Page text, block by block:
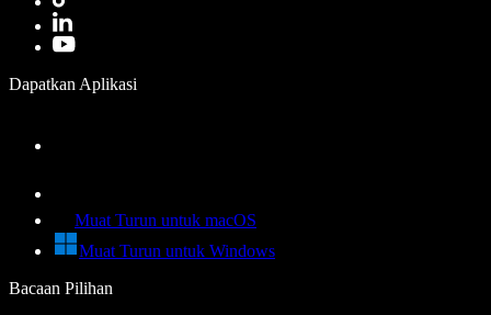
Dapatkan Aplikasi
Muat Turun untuk macOS
Muat Turun untuk Windows
Bacaan Pilihan